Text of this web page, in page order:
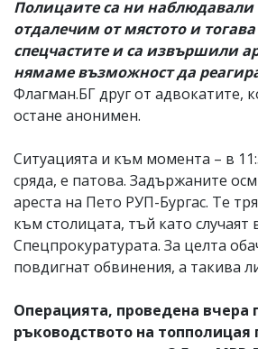
Полицаите са ни наблюдавали
отдалечим от мястото и
спецчастите и са извършили
нямаме възможност да
Флагман.БГ друг от адвокатите,
остане анонимен.
Ситуацията и към момента – в
сряда, е патова. Задържаните
ареста на Пето РУП-Бургас. Те
към столицата, тъй като случаят
Спецпрокуратурата. За целта
повдигнат обвинения, а такива
Операцията, проведена вчера
ръководството на топполицая